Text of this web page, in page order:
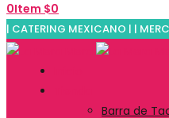
0Item $0
| CATERING MEXICANO | |
Barra de